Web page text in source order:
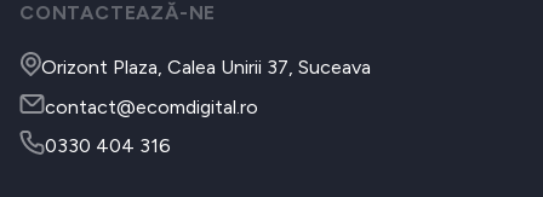
CONTACTEAZĂ-NE
Orizont Plaza, Calea Unirii 37, Suceava
contact@ecomdigital.ro
0330 404 316